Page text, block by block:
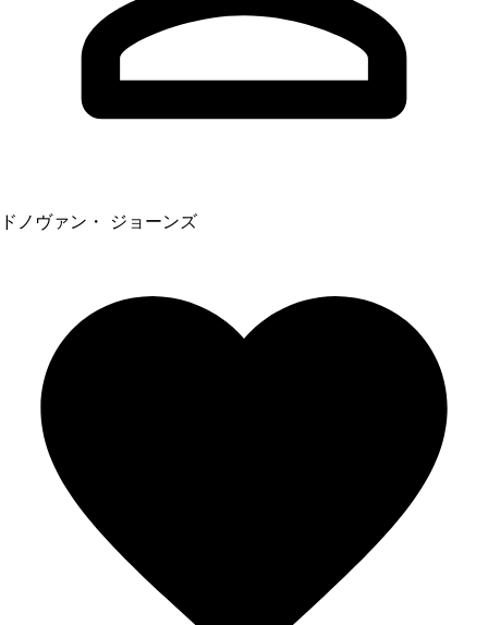
ドノヴァン・ ジョーンズ